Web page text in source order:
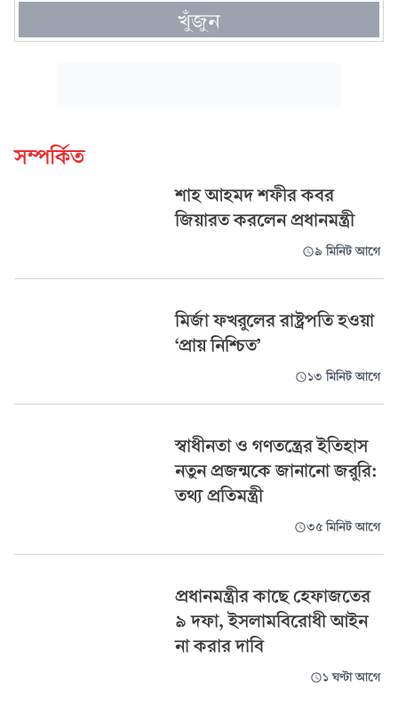
খুঁজুন
সম্পর্কিত
শাহ আহমদ শফীর কবর
জিয়ারত করলেন প্রধানমন্ত্রী
৯ মিনিট আগে
মির্জা ফখরুলের রাষ্ট্রপতি হওয়া
‘প্রায় নিশ্চিত’
১৩ মিনিট আগে
স্বাধীনতা ও গণতন্ত্রের ইতিহাস
নতুন প্রজন্মকে জানানো জরুরি:
তথ্য প্রতিমন্ত্রী
৩৫ মিনিট আগে
প্রধানমন্ত্রীর কাছে হেফাজতের
৯ দফা, ইসলামবিরোধী আইন
না করার দাবি
১ ঘণ্টা আগে